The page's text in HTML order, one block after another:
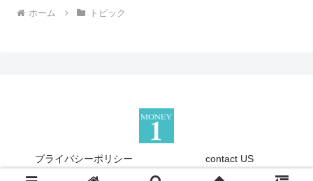
ホーム トピック
プライバシーポリシー contact US